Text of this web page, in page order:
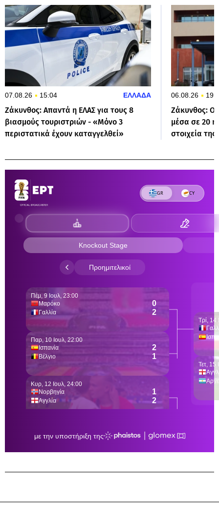
07.08.26 15:04 ΕΛΛΑΔΑ
Ζάκυνθος: Απαντά η ΕΛΑΣ για τους 8
βιασμούς τουριστριών - «Μόνο 3
περιστατικά έχουν καταγγελθεί»
06.08.26
Ζάκυνθος:
μέσα σε 20
στοιχεία